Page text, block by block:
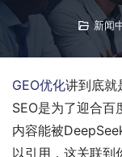
新闻
GEO优化讲到底就
SEO是为了迎合百
内容能被
以引用，这关联到